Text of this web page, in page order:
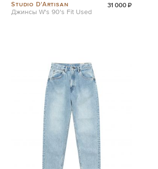
Studio D'Artisan 31 000 ₽
Джинсы W's 90's Fit Used